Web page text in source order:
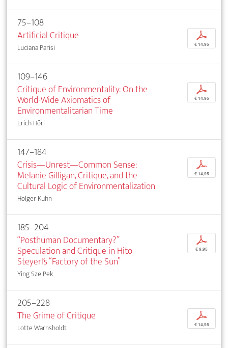
75–108
Artificial Critique
Luciana Parisi
p
€ 14,95
109–146
Critique of Environmentality: On the
World-Wide Axiomatics of
Environmentalitarian Time
Erich Hörl
p
€ 14,95
147–184
Crisis—Unrest—Common Sense:
Melanie Gilligan, Critique, and the
Cultural Logic of Environmentalization
Holger Kuhn
p
€ 14,95
185–204
“Posthuman Documentary?”
Speculation and Critique in Hito
Steyerl’s “Factory of the Sun”
Ying Sze Pek
p
€ 9,95
205–228
The Grime of Critique
Lotte Warnsholdt
p
€ 14,95